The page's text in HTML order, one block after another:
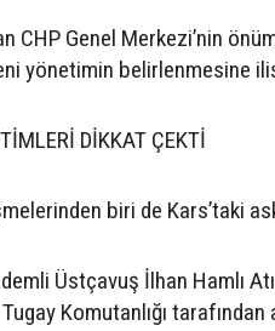
CHP Genel Merkezi’nin
yönetimin belirlenmesine
DİKKAT ÇEKTİ
biri de Kars’taki
Üstçavuş İlhan Hamlı
Tugay Komutanlığı